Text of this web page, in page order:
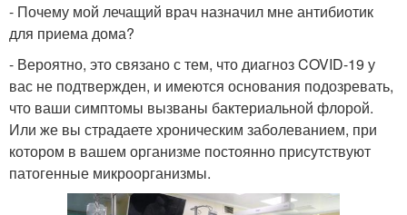
- Почему мой лечащий врач назначил мне антибиотик
для приема дома?
- Вероятно, это связано с тем, что диагноз COVID-19 у
вас не подтвержден, и имеются основания подозревать,
что ваши симптомы вызваны бактериальной флорой.
Или же вы страдаете хроническим заболеванием, при
котором в вашем организме постоянно присутствуют
патогенные микроорганизмы.